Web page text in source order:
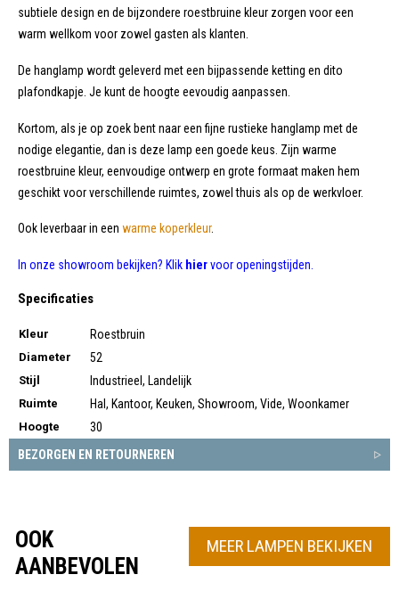
subtiele design en de bijzondere roestbruine kleur zorgen voor een
warm wellkom voor zowel gasten als klanten.
De hanglamp wordt geleverd met een bijpassende ketting en dito
plafondkapje. Je kunt de hoogte eevoudig aanpassen.
Kortom, als je op zoek bent naar een fijne rustieke hanglamp met de
nodige elegantie, dan is deze lamp een goede keus. Zijn warme
roestbruine kleur, eenvoudige ontwerp en grote formaat maken hem
geschikt voor verschillende ruimtes, zowel thuis als op de werkvloer.
Ook leverbaar in een warme koperkleur.
In onze showroom bekijken? Klik hiervoor openingstijden.
Specificaties
Kleur Roestbruin
Diameter 52
Stijl Industrieel, Landelijk
Ruimte Hal, Kantoor, Keuken, Showroom, Vide, Woonkamer
Hoogte
30
BEZORGEN EN RETOURNEREN
MEER LAMPEN BEKIJKEN
OOK
AANBEVOLEN